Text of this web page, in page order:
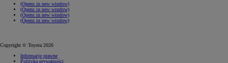
(Opens in new window)
(Opens in new window)
(Opens in new window)
(Opens in new window)
Copyright © Toyota 2026
Informacje prawne
Polityka prywatności